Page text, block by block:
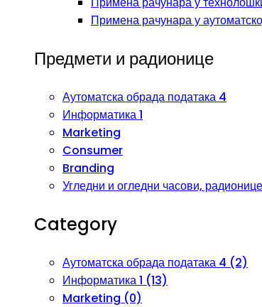
Примена рачунара у
Предмети и радионице
Аутоматска обрада података 4
Информатика 1
Marketing
Consumer
Branding
Угледни и огледни часови, радионице
Category
Аутоматска обрада података 4 (2)
Информатика 1 (13)
Marketing (0)